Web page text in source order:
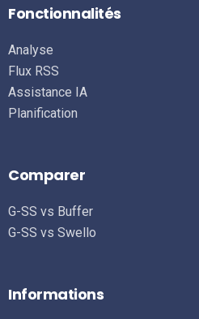
Fonctionnalités
Analyse
Flux RSS
Assistance IA
Planification
Comparer
G-SS vs Buffer
G-SS vs Swello
Informations